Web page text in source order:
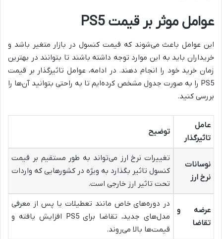
عوامل موثر بر قیمت PS5
این عوامل باعث می‌شوند که قیمت کنسول در بازار متغیر باشد و
خریداران باید به این موارد توجه داشته باشند تا بتوانند در بهترین
زمان خرید خود را انجام دهند. در ادامه، عوامل تاثیرگذار بر قیمت
PS5 را به صورت جدول مشخص کرده‌ایم تا به راحتی بتوانید آن‌ها را
بررسی کنید.
عامل
تاثیرگذار
توضیح
نوسانات
نرخ ارز
تغییرات نرخ ارز می‌تواند به طور مستقیم بر قیمت
کنسول تاثیر بگذارد به ویژه در کشورهایی که واردات
تحت تاثیر ارز خارجی است.
عرضه و
تقاضا
در دوره‌های خاص مانند تعطیلات یا پس از معرفی
مدل‌های جدید، تقاضا برای PS5 افزایش یافته و
قیمت‌ها بالا می‌روند.